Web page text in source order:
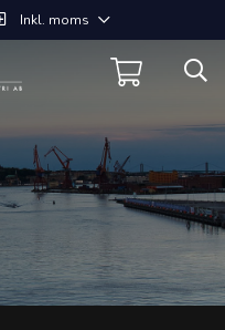
Inkl. moms